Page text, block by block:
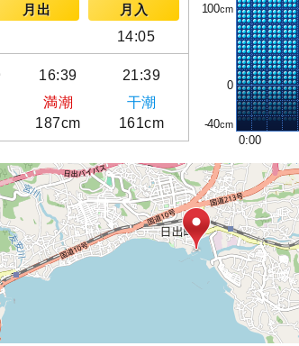
月出
月入
14:05
16:39 21:39
満潮
干潮
187cm 161cm
100
0
-40
0:00